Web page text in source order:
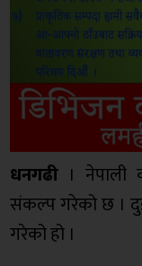
धनगढी । नेपाली
संकल्प गरेको छ ।
गरेको हो ।